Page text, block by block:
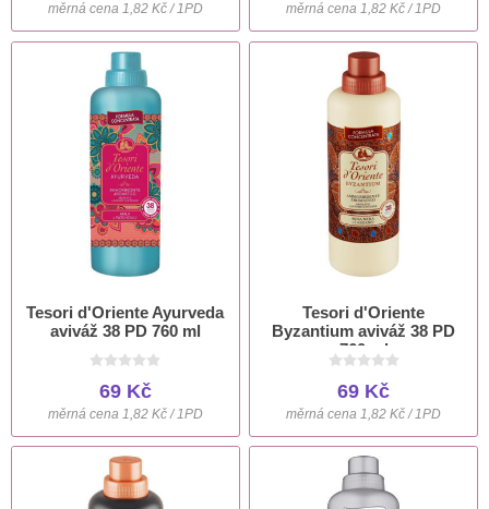
měrná cena 1,82 Kč / 1PD měrná cena 1,82 Kč / 1PD
Tesori d'Oriente Ayurveda
aviváž 38 PD 760 ml
69 Kč
měrná cena 1,82 Kč / 1PD
Tesori d'Oriente
Byzantium aviváž 38 PD
760 ml
69 Kč
měrná cena 1,82 Kč / 1PD